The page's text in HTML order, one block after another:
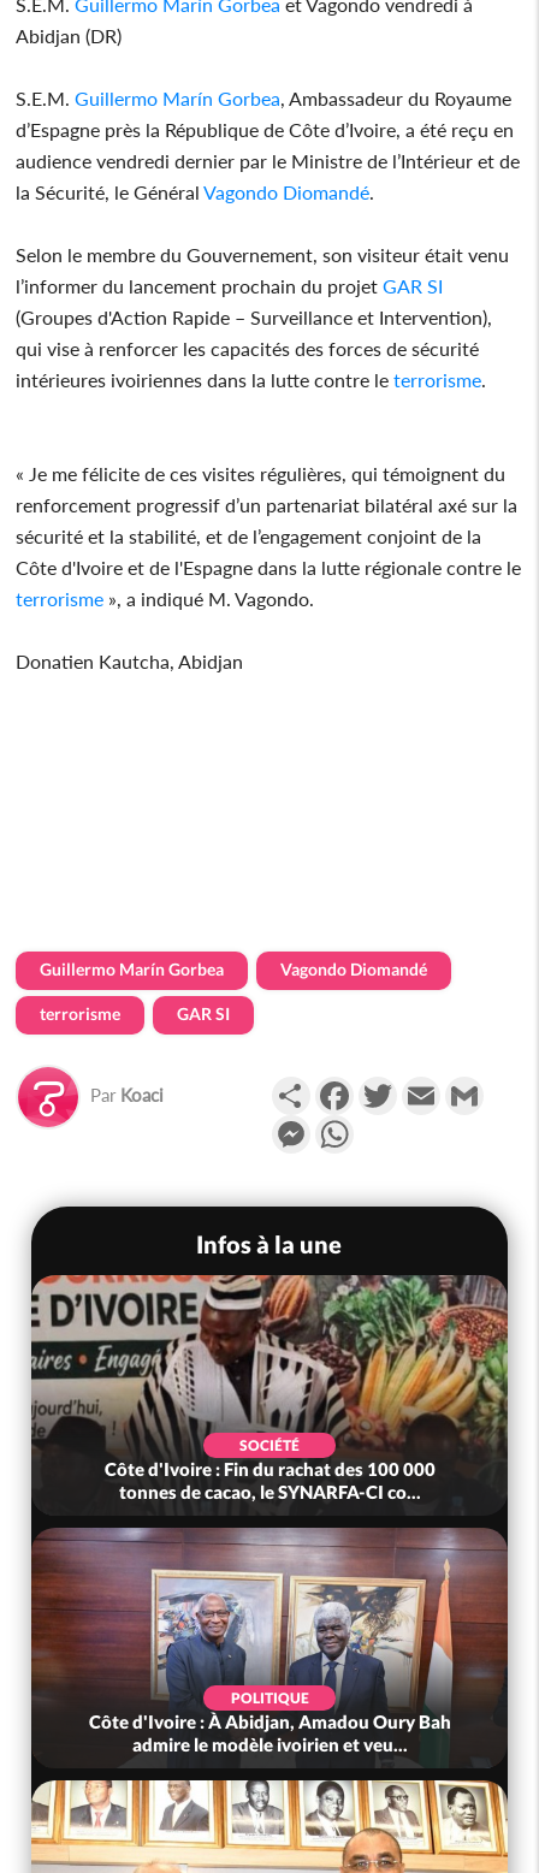
Abidjan (DR)
S.E.M.Guillermo Marín Gorbea, Ambassadeur du Royaume
d’Espagne près la République de Côte d’Ivoire, a été reçu en
audience vendredi dernier par le Ministre de l’Intérieur et de
la Sécurité, le GénéralVagondo Diomandé.
Selon le membre du Gouvernement, son visiteur était venu
l’informer du lancement prochain du projetGAR SI
(Groupes d'Action Rapide – Surveillance et Intervention),
qui vise à renforcer les capacités des forces de sécurité
intérieures ivoiriennes dans la lutte contre leterrorisme.
« Je me félicite de ces visites régulières, qui témoignent du
renforcement progressif d’un partenariat bilatéral axé sur la
sécurité et la stabilité, et de l’engagement conjoint de la
Côte d'Ivoire et de l'Espagne dans la lutte régionale contre le
terrorisme », a indiqué M. Vagondo.
Donatien Kautcha, Abidjan
Guillermo Marín Gorbea Vagondo Diomandé
terrorisme GAR SI
Par Koaci PartagerFacebookTwitterEmail
Messenger
Infos à la une
SOCIÉTÉ
Côte d'Ivoire : Fin du rachat des 100 000
tonnes de cacao, le SYNARFA-CI co...
POLITIQUE
Côte d'Ivoire : À Abidjan, Amadou Oury Bah
admire le modèle ivoirien et veu...